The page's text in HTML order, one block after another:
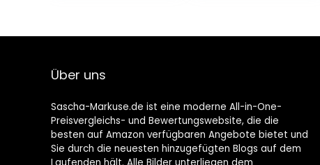
Über uns
Sascha-Markuse.de ist eine moderne All-in-One-
Preisvergleichs- und Bewertungswebsite, die die
besten auf Amazon verfügbaren Angebote bietet und
Sie durch die neuesten hinzugefügten Blogs auf dem